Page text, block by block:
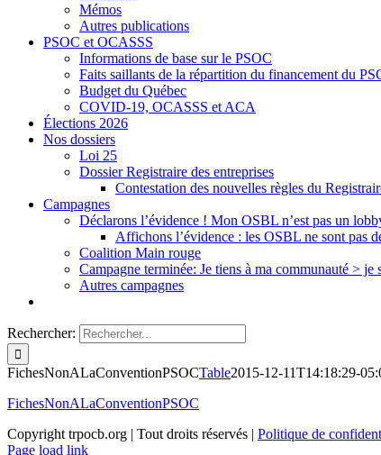
Mémos
Autres publications
PSOC et OCASSS
Informations de base sur le PSOC
Faits saillants de la répartition du financement du
Budget du Québec
COVID-19, OCASSS et ACA
Élections 2026
Nos dossiers
Loi 25
Dossier Registraire des entreprises
Contestation des nouvelles règles du
Campagnes
Déclarons l’évidence ! Mon OSBL n’est pas un
Affichons l’évidence : les OSBL ne sont pas
Coalition Main rouge
Campagne terminée: Je tiens à ma communauté > je
Autres campagnes
Rechercher:
FichesNonALaConventionPSOCTable2015-12-11T14:18:29-
FichesNonALaConventionPSOC
Copyright trpocb.org | Tout droits réservés | Politique de
Page load link